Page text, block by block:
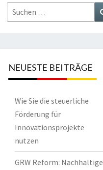
Suchen
nach:
NEUESTE BEITRÄGE
Wie Sie die steuerliche
Förderung für
Innovationsprojekte
nutzen
GRW Reform: Nachhaltige